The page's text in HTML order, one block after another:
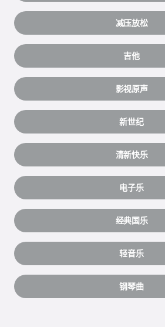
减压放松
吉他
影视原声
新世纪
清新快乐
电子乐
经典国乐
轻音乐
钢琴曲